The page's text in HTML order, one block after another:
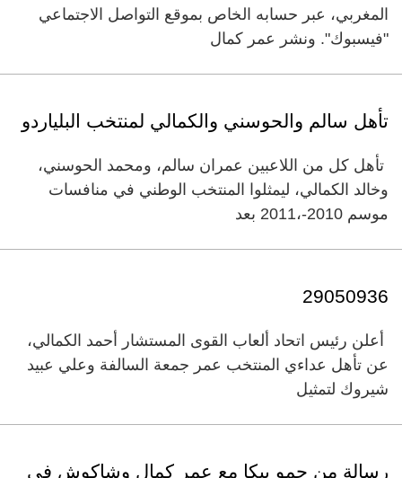
المغربي، عبر حسابه الخاص بموقع التواصل الاجتماعي
"فيسبوك". ونشر عمر كمال
‏تأهل سالم والحوسني والكمالي لمنتخب البلياردو
تأهل كل من اللاعبين عمران سالم، ومحمد الحوسني،
وخالد الكمالي، ليمثلوا المنتخب الوطني في منافسات
موسم 2010-،2011 بعد
29050936
أعلن رئيس اتحاد ألعاب القوى المستشار أحمد الكمالي،
عن تأهل عداءي المنتخب عمر جمعة السالفة وعلي عبيد
شيروك لتمثيل
رسالة من حمو بيكا مع عمر كمال وشاكوش في